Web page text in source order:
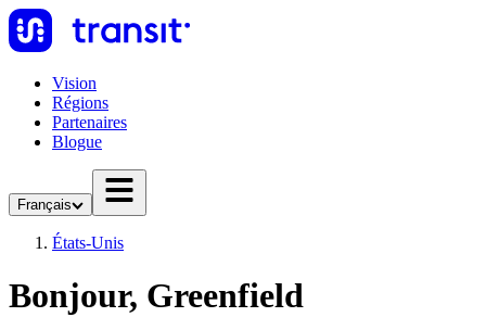
Vision
Régions
Partenaires
Blogue
Français
États-Unis
Bonjour, Greenfield